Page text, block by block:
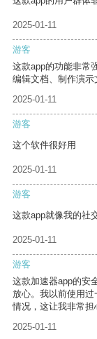
2025-01-11
游客
这款app的功能非常
编辑文档、制作演示
2025-01-11
游客
这个软件很好用
2025-01-11
游客
这款app就像我的社
2025-01-11
游客
这款加速器app的安
放心。我以前使用
情况，这让我非常担
2025-01-11